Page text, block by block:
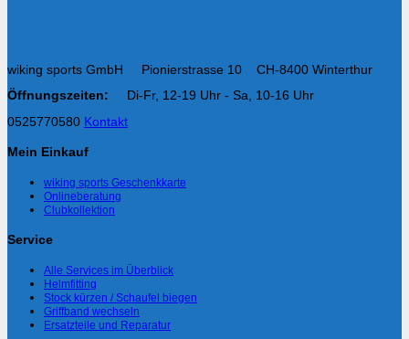
wiking sports GmbH Pionierstrasse 10 CH-8400 Winterthur
Öffnungszeiten:
Di-Fr, 12-19 Uhr - Sa, 10-16 Uhr
0525770580 Kontakt
Mein Einkauf
wiking sports Geschenkkarte
Onlineberatung
Clubkollektion
Service
Alle Services im Überblick
Helmfitting
Stock kürzen / Schaufel biegen
Griffband wechseln
Ersatzteile und Reparatur